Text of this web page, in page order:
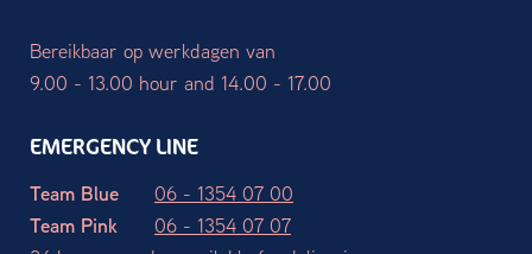
Bereikbaar op werkdagen van
9.00 - 13.00 hour and 14.00 - 17.00
EMERGENCY LINE
Team Blue
06 - 1354 07 00
Team Pink
06 - 1354 07 07